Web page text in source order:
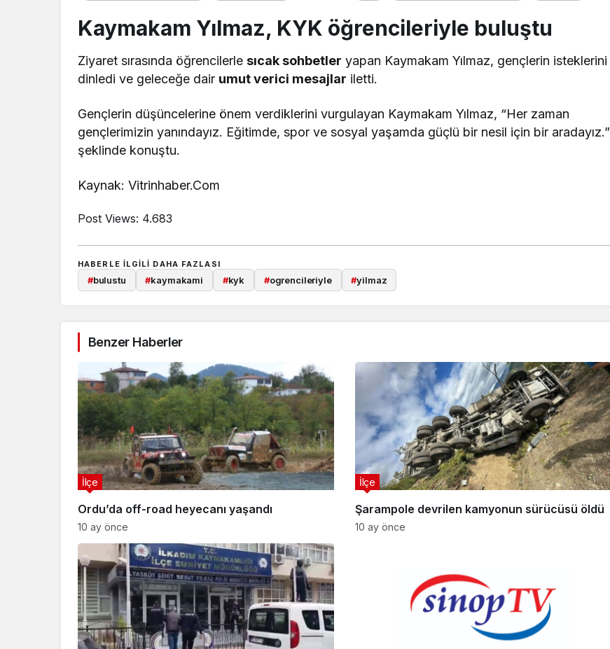
Kaymakam Yılmaz, KYK öğrencileriyle buluştu
Ziyaret sırasında öğrencilerlesıcak sohbetler yapan Kaymakam Yılmaz, gençlerin isteklerini
dinledi ve geleceğe dair umut verici mesajlar iletti.
Gençlerin düşüncelerine önem verdiklerini vurgulayan Kaymakam Yılmaz, “Her zaman
gençlerimizin yanındayız. Eğitimde, spor ve sosyal yaşamda güçlü bir nesil için bir aradayız.”
şeklinde konuştu.
Kaynak: Vitrinhaber.Com
Post Views: 4.683
HABERLE ILGILI DAHA FAZLASI
#bulustu #kaymakami #kyk #ogrencileriyle #yilmaz
Benzer Haberler
Ordu’da off-road heyecanı yaşandı
İlçe
10 ay önce
Şarampole devrilen kamyonun sürücüsü öldü
İlçe
10 ay önce